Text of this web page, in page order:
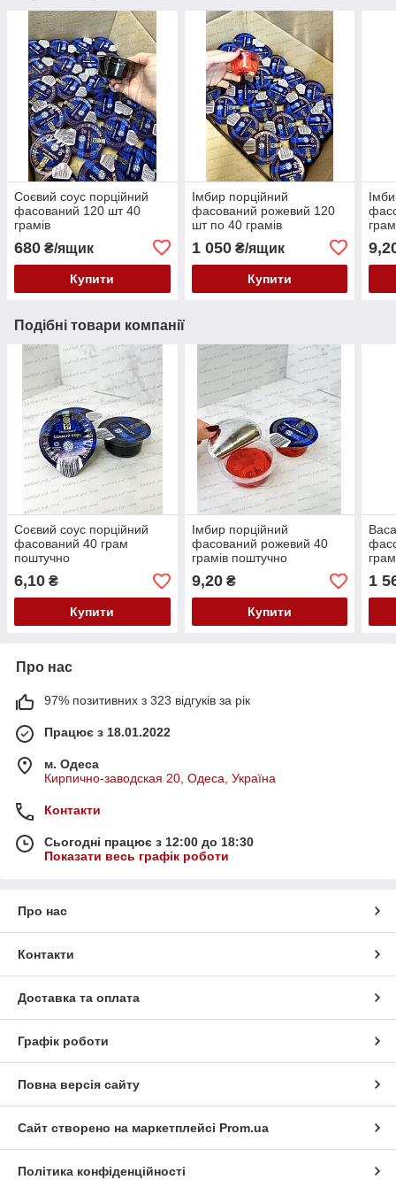
Соєвий соус порційний
фасований 120 шт 40
грамів
680 ₴/ящик
Купити
Імбир порційний
фасований рожевий 120
шт по 40 грамів
1 050₴/ящик
Купити
Подібні товари компанії
Соєвий соус порційний
фасований 40 грам
поштучно
6,10 ₴
Купити
Імбир порційний
фасований рожевий 40
грамів поштучно
9,20₴
Купити
1
Про нас
97% позитивних з 323 відгуків за рік
Працює з 18.01.2022
м. Одеса
Кирпично-заводская 20, Одеса, Україна
Контакти
Сьогодні працює з 12:00 до 18:30
Показати весь графік роботи
Про нас
Контакти
Доставка та оплата
Графік роботи
Повна версія сайту
Сайт створено на маркетплейсі Prom.ua
Політика конфіденційності